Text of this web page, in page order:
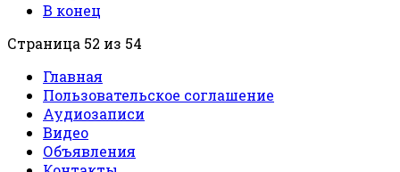
В конец
Страница 52 из 54
Главная
Пользовательское соглашение
Аудиозаписи
Видео
Объявления